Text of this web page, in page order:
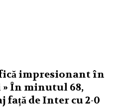
impresionant în
În minutul 68,
față de Inter cu 2-0